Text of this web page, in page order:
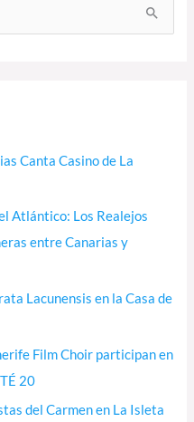
Canta Casino de La
Atlántico: Los Realejos
entre Canarias y
Lacunensis en la Casa de
Film Choir participan en
20
del Carmen en La Isleta